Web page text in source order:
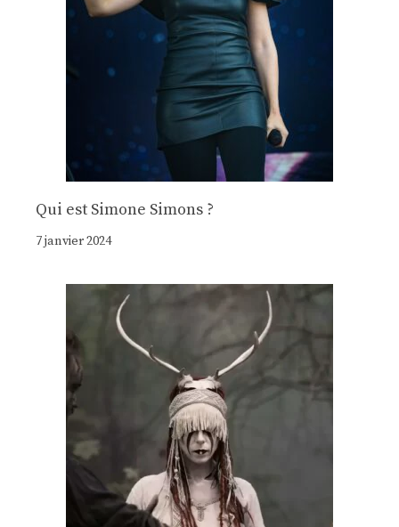
Qui est Simone Simons ?
7 janvier 2024